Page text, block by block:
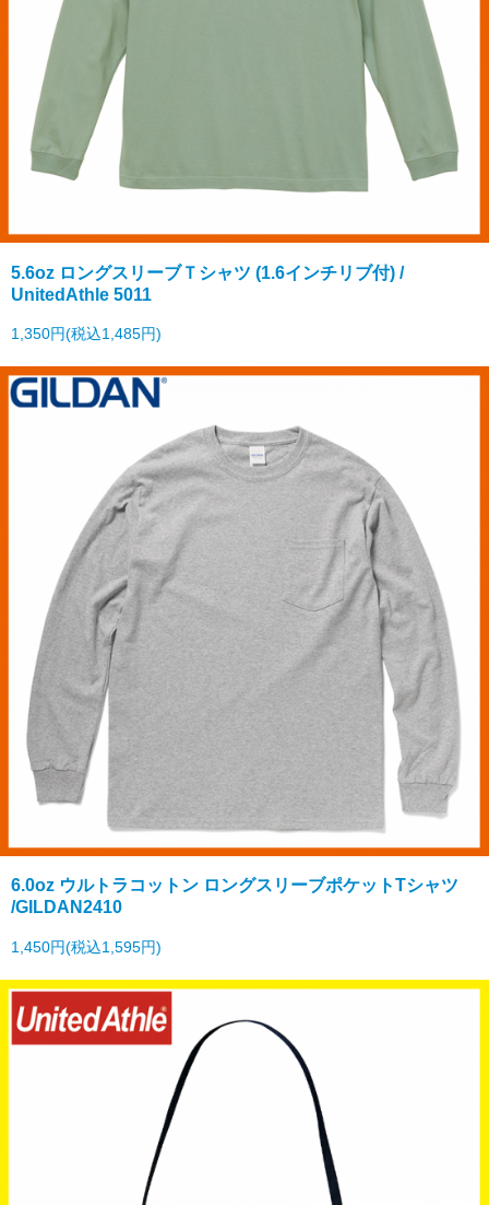
5.6oz ロングスリーブＴシャツ (1.6インチリブ付) /
UnitedAthle 5011
1,350円(税込1,485円)
6.0oz ウルトラコットン ロングスリーブポケットTシャツ
/GILDAN2410
1,450円(税込1,595円)